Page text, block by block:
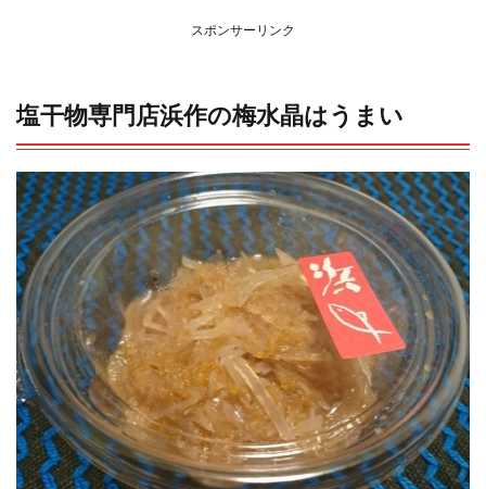
スポンサーリンク
塩干物専門店浜作の梅水晶はうまい